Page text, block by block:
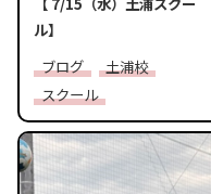
ル】
ブログ
土浦校
スクール